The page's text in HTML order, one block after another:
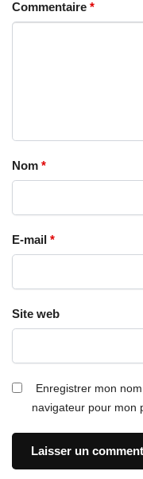
Commentaire *
Nom *
E-mail *
Site web
Enregistrer mon
navigateur pour mon